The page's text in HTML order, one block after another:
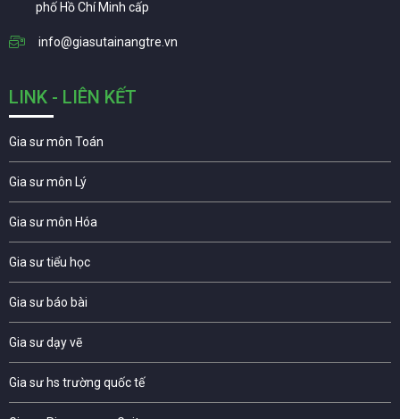
phố Hồ Chí Minh cấp
info@giasutainangtre.vn
LINK - LIÊN KẾT
Gia sư môn Toán
Gia sư môn Lý
Gia sư môn Hóa
Gia sư tiểu học
Gia sư báo bài
Gia sư dạy vẽ
Gia sư hs trường quốc tế